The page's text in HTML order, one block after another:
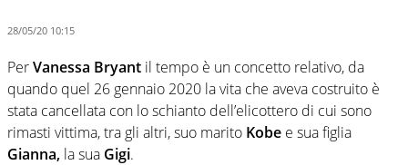
28/05/20 10:15
PerVanessa Bryant il tempo è un concetto relativo, da
quando quel 26 gennaio 2020 la vita che aveva costruito è
stata cancellata con lo schianto dell’elicottero di cui sono
rimasti vittima, tra gli altri, suo marito Kobe e sua figlia
Gianna, la sua Gigi.